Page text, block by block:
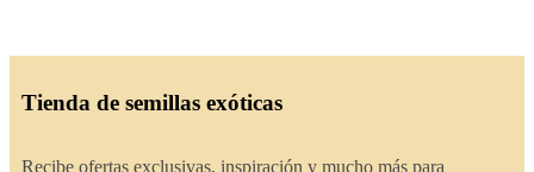
Tienda de semillas exóticas
Recibe ofertas exclusivas, inspiración y mucho más para